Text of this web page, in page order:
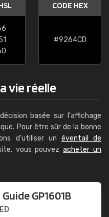
CODE HEX
#9264CD
vie réelle
basée sur l'affichage
Pour être sûr de la bonne
d'utiliser un éventail de
vous pouvezacheter un
GP1601B